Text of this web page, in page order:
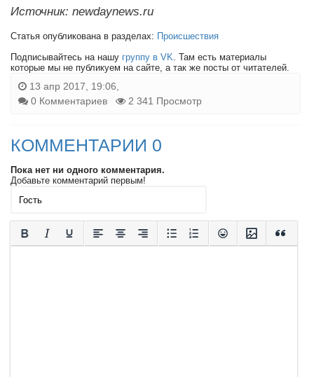
Источник: newdaynews.ru
Статья опубликована в разделах: Происшествия
Подписывайтесь на нашу группу в VK. Там есть материалы
которые мы не публикуем на сайте, а так же посты от читателей.
13 апр 2017, 19:06,
0 Комментариев
2 341 Просмотр
КОММЕНТАРИИ 0
Пока нет ни одного комментария.
Добавьте комментарий первым!